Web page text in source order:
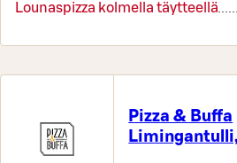
Lounaspizza kolmella täytteellä
Pizza & Buffa